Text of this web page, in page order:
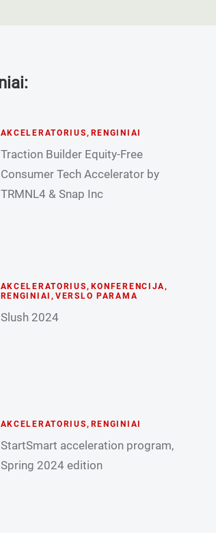
AKCELERATORIUS , RENGINIAI
Traction Builder Equity-Free
Consumer Tech Accelerator by
TRMNL4 & Snap Inc
AKCELERATORIUS , KONFERENCIJA ,
RENGINIAI , VERSLO PARAMA
Slush 2024
AKCELERATORIUS , RENGINIAI
StartSmart acceleration program,
Spring 2024 edition